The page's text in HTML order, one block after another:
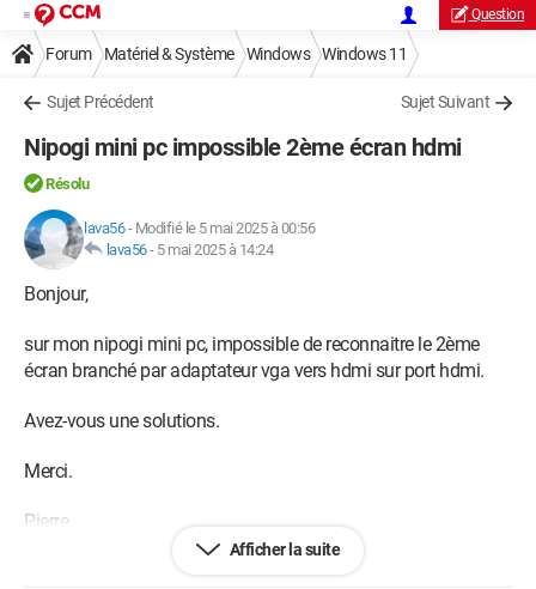
Question
Forum Matériel & Système Windows Windows 11
Sujet Précédent Sujet Suivant
Nipogi mini pc impossible 2ème écran hdmi
Résolu
lava56- Modifié le 5 mai 2025 à 00:56
lava56- 5 mai 2025 à 14:24
Bonjour,
sur mon nipogi mini pc, impossible de reconnaitre le 2ème
écran branché par adaptateur vga vers hdmi sur port hdmi.
Avez-vous une solutions.
Merci.
Pierre
Afficher la suite